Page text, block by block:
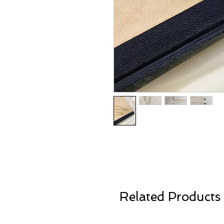
Related Products